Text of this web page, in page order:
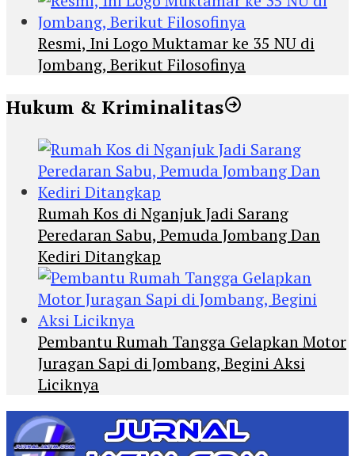
Resmi, Ini Logo Muktamar ke 35 NU di
Jombang, Berikut Filosofinya
Hukum & Kriminalitas
Rumah Kos di Nganjuk Jadi Sarang
Peredaran Sabu, Pemuda Jombang Dan
Kediri Ditangkap
Pembantu Rumah Tangga Gelapkan Motor
Juragan Sapi di Jombang, Begini Aksi
Liciknya